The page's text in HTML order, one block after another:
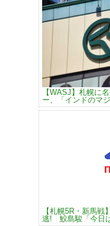
【WASJ】札幌に
ー、「インドのマ
【札幌5R・新馬
逃! 鮫島駿「今日